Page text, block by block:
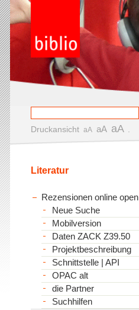
Druckansicht aA aA aA
Literatur
Rezensionen online open
Neue Suche
Mobilversion
Daten ZACK Z39.50
Projektbeschreibung
Schnittstelle | API
OPAC alt
die Partner
Suchhilfen